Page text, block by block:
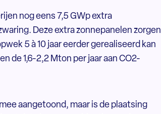
nog eens 7,5 GWp extra
Deze extra zonnepanelen zorgen
5 à 10 jaar eerder gerealiseerd kan
de 1,6-2,2 Mton per jaar aan CO2-
aangetoond, maar is de plaatsing